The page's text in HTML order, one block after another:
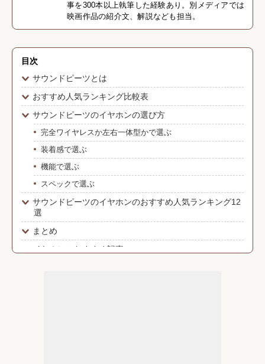
事を300本以上執筆した経験あり。別メディアでは
映画作品の紹介文、解説なども担当。
目次
サウンドピーツとは
おすすめ人気ランキング比較表
サウンドピーツのイヤホンの選び方
完全ワイヤレスか左右一体型かで選ぶ
装着感で選ぶ
機能で選ぶ
スペックで選ぶ
サウンドピーツのイヤホンのおすすめ人気ランキング12
選
まとめ
イヤホンのおすすめ記事